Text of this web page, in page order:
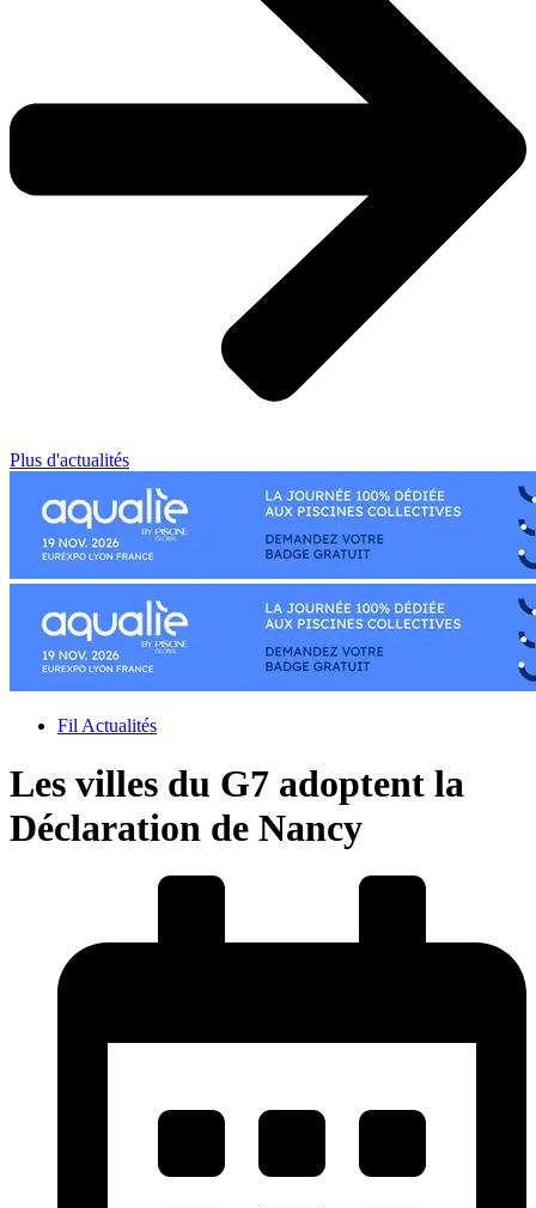
Plus d'actualités
Fil Actualités
Les villes du G7 adoptent la
Déclaration de Nancy